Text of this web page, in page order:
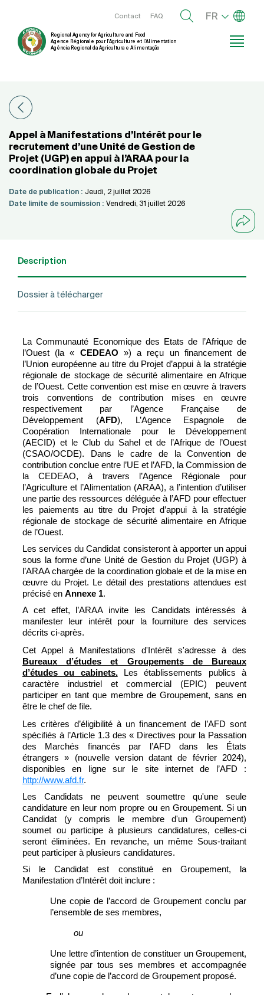
contenu
principal
Regional Agency for Agriculture and Food
Agence Régionale pour l’Agriculture et l’Alimentation
Agência Regional da Agricultura e Alimentação
Menu right
Contact FAQ FR
Lister
Appel à Manifestations d’Intérêt pour le
recrutement d’une Unité de Gestion de
Projet (UGP) en appui à l’ARAA pour la
coordination globale du Projet
Date de publication : Jeudi, 2 juillet 2026
Date limite de soumission : Vendredi, 31 juillet 2026
Description
Dossier à télécharger
La Communauté Economique des Etats de l’Afrique de
l’Ouest (la « CEDEAO ») a reçu un financement de
l’Union européenne au titre du Projet d’appui à la stratégie
régionale de stockage de sécurité alimentaire en Afrique
de l’Ouest. Cette convention est mise en œuvre à travers
trois conventions de contribution mises en œuvre
respectivement par l’Agence Française de
Développement (AFD), L’Agence Espagnole de
Coopération Internationale pour le Développement
(AECID) et le Club du Sahel et de l’Afrique de l’Ouest
(CSAO/OCDE). Dans le cadre de la Convention de
contribution conclue entre l’UE et l’AFD, la Commission de
la CEDEAO, à travers l’Agence Régionale pour
l’Agriculture et l’Alimentation (ARAA), a l’intention d’utiliser
une partie des ressources déléguée à l’AFD pour effectuer
les paiements au titre du Projet d’appui à la stratégie
régionale de stockage de sécurité alimentaire en Afrique
de l’Ouest.
Les services du Candidat consisteront à apporter un appui
sous la forme d’une Unité de Gestion du Projet (UGP) à
l’ARAA chargée de la coordination globale et de la mise en
œuvre du Projet. Le détail des prestations attendues est
précisé en Annexe 1.
A cet effet, l’ARAA invite les Candidats intéressés à
manifester leur intérêt pour la fourniture des services
décrits ci-après.
Cet Appel à Manifestations d'Intérêt s'adresse à des
Bureaux d’études et Groupements de Bureaux
d’études ou cabinets.
Les établissements publics à
caractère industriel et commercial (EPIC) peuvent
participer en tant que membre de Groupement, sans en
être le chef de file.
Les critères d’éligibilité à un financement de l’AFD sont
spécifiés à l’Article 1.3 des « Directives pour la Passation
des Marchés financés par l’AFD dans les États
étrangers » (nouvelle version datant de février 2024),
disponibles en ligne sur le site internet de l’AFD :
http://www.afd.fr.
Les Candidats ne peuvent soumettre qu'une seule
candidature en leur nom propre ou en Groupement. Si un
Candidat (y compris le membre d'un Groupement)
soumet ou participe à plusieurs candidatures, celles-ci
seront éliminées. En revanche, un même Sous-traitant
peut participer à plusieurs candidatures.
Si le Candidat est constitué en Groupement, la
Manifestation d’Intérêt doit inclure :
Une copie de l’accord de Groupement conclu par
l’ensemble de ses membres,
ou
Une lettre d’intention de constituer un Groupement,
signée par tous ses membres et accompagnée
d’une copie de l’accord de Groupement proposé.